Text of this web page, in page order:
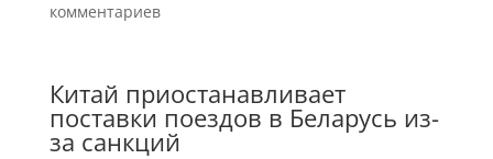
комментариев
Китай приостанавливает
поставки поездов в Беларусь из-
за санкций